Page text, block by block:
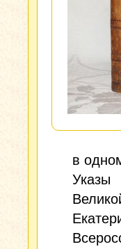
в
Указы